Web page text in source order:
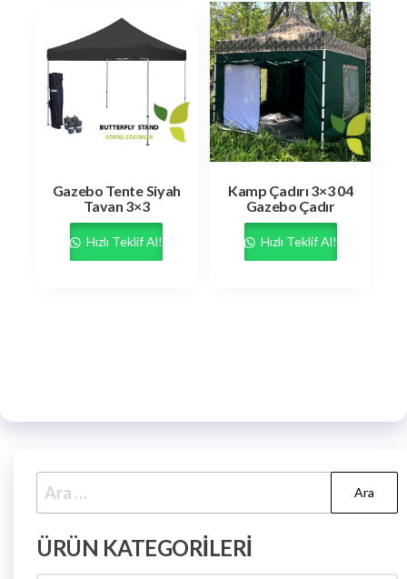
Gazebo Tente Siyah
Tavan 3×3
Hızlı Teklif Al!
Kamp Çadırı 3×3 04
Gazebo Çadır
Hızlı Teklif Al!
ÜRÜN KATEGORILERI